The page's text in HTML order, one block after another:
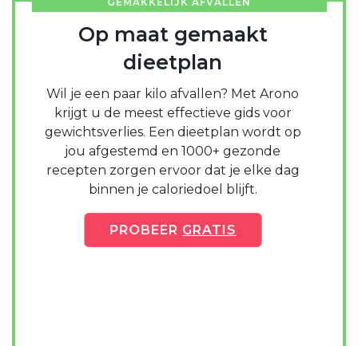
Op maat gemaakt
dieetplan
Wil je een paar kilo afvallen? Met Arono
krijgt u de meest effectieve gids voor
gewichtsverlies. Een dieetplan wordt op
jou afgestemd en 1000+ gezonde
recepten zorgen ervoor dat je elke dag
binnen je caloriedoel blijft.
PROBEER GRATIS